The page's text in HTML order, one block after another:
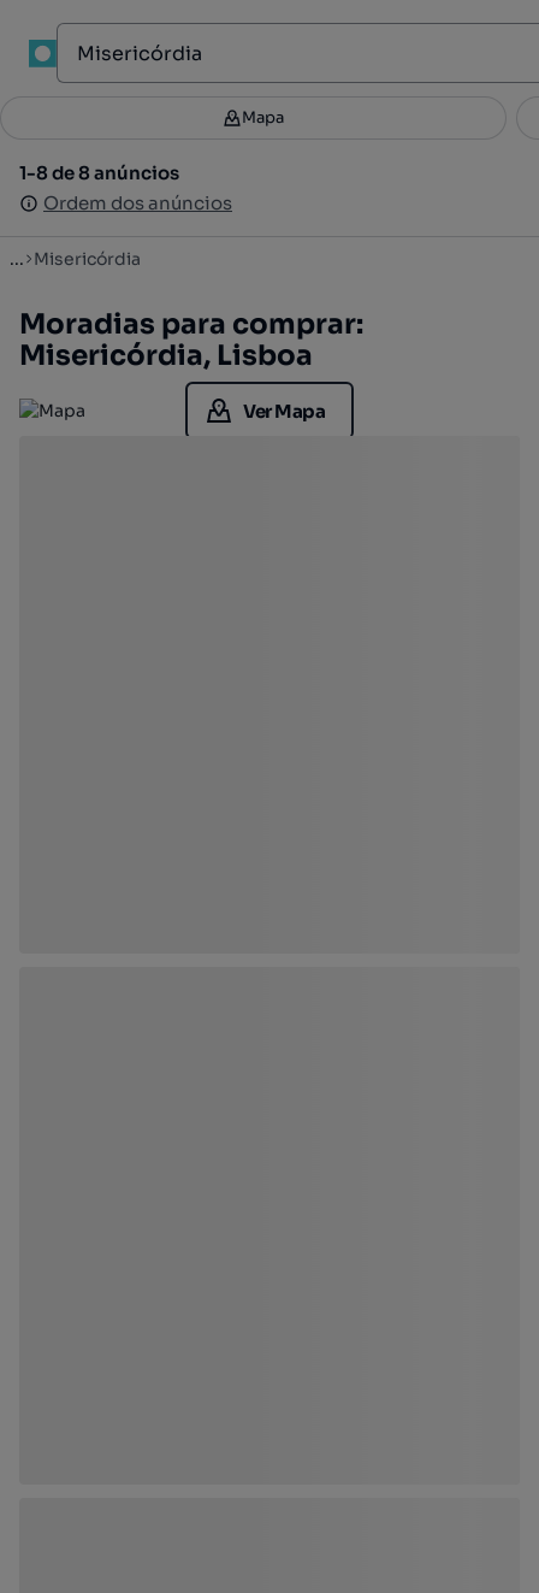
Filtros 2
1-8 de 8 anúncios
Ordem dos anúncios
Mapa
1-8 de 8 anúncios
Ordem dos anúncios
... Misericórdia
Moradias para comprar:
Misericórdia, Lisboa
Ver Mapa